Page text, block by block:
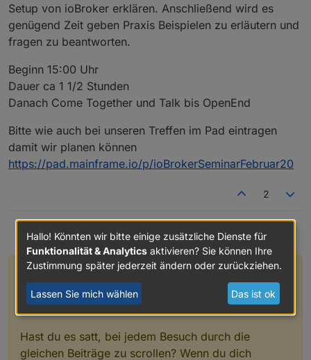
Setup von ioBroker erklären. Anschließend wird es
genügend Zeit geben Praxis Beispielen zu erläutern und
fragen zu beantworten.
Beginn 15:00 Uhr
Dauer ca 1 1/2 Stunden
Danach Come Together und Talk bis OpenEnd
Bitte wie auch bei unseren Treffen im Pad eintragen
damit wir planen können
https://pad.mainframe.io/p/ioBrokerSeminarFebruar20
2
Hey! Du scheinst an dieser Unterhaltung
interessiert zu sein, hast aber noch kein
Konto.
Hast du es satt, bei jedem Besuch durch die
gleichen Beiträge zu scrollen? Wenn du dich
Hallo! Könnten wir bitte einige zusätzliche Dienste für
Funktionalität & Analytics aktivieren? Sie können Ihre
Zustimmung später jederzeit ändern oder zurückziehen.
Lassen Sie mich wählen Das ist ok